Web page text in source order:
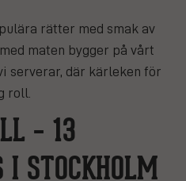
rätter med smak av
maten bygger på vårt
serverar, där kärleken för
roll.
– 13
I STOCKHOLM